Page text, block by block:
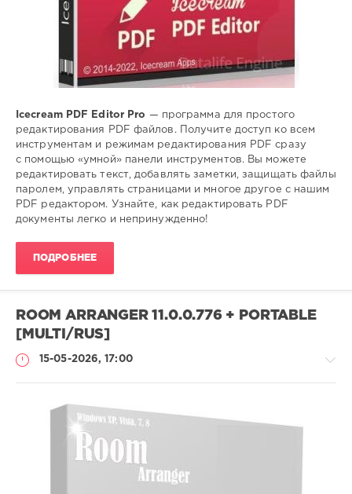
Icecream PDF Editor Pro — программа для простого
редактирования PDF файлов. Получите доступ ко всем
инструментам и режимам редактирования PDF сразу
с помощью «умной» панели инструментов. Вы можете
редактировать текст, добавлять заметки, защищать файлы
паролем, управлять страницами и многое другое с нашим
PDF редактором. Узнайте, как редактировать PDF
документы легко и непринужденно!
ПОДРОБНЕЕ
ROOM ARRANGER 11.0.0.776 + PORTABLE
[MULTI/RUS]
15-05-2026, 17:00